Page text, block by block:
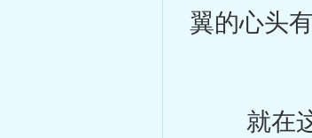
翼的心头
就在这